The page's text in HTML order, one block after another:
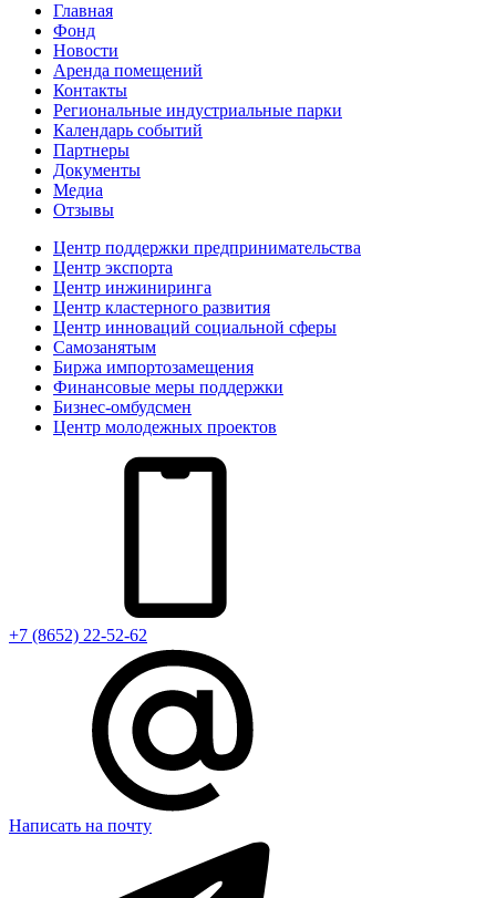
Главная
Фонд
Новости
Аренда помещений
Контакты
Региональные индустриальные парки
Календарь событий
Партнеры
Документы
Медиа
Отзывы
Центр поддержки предпринимательства
Центр экспорта
Центр инжиниринга
Центр кластерного развития
Центр инноваций социальной сферы
Cамозанятым
Биржа импортозамещения
Финансовые меры поддержки
Бизнес-омбудсмен
Центр молодежных проектов
+7 (8652) 22-52-62
Написать на почту